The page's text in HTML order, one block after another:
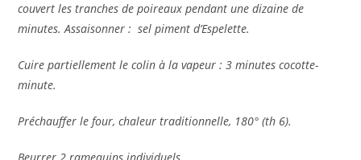
couvert les tranches de poireaux pendant une dizaine de
minutes. Assaisonner : sel piment d’Espelette.
Cuire partiellement le colin à la vapeur : 3 minutes cocotte-
minute.
Préchauffer le four, chaleur traditionnelle, 180° (th 6).